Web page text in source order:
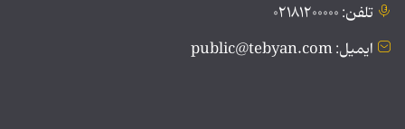
تلفن: ۰۲۱۸۱۲۰۰۰۰۰
ایمیل: public@tebyan.com